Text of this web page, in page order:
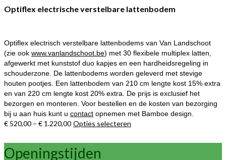
kan
op
de
productpagina
Optiflex electrische verstelbare lattenbodem
Optiflex electrisch verstelbare lattenbodems van Van Landschoot
(zie ook www.vanlandschoot.be) met 30 flexibele multiplex latten,
afgewerkt met kunststof duo kapjes en een hardheidsregeling in
schouderzone. De lattenbodems worden geleverd met stevige
houten pootjes. Een lattenbodem van 210 cm lengte kost 15% extra
en van 220 cm lengte kost 20% extra. De prijs is exclusief het
bezorgen en monteren. Voor bestellen en de kosten van bezorging
bij u aan huis kunt u contact opnemen met Bamboe design.
€ 520,00 – € 1.220,00 Opties selecteren
heeft
Openingstijden